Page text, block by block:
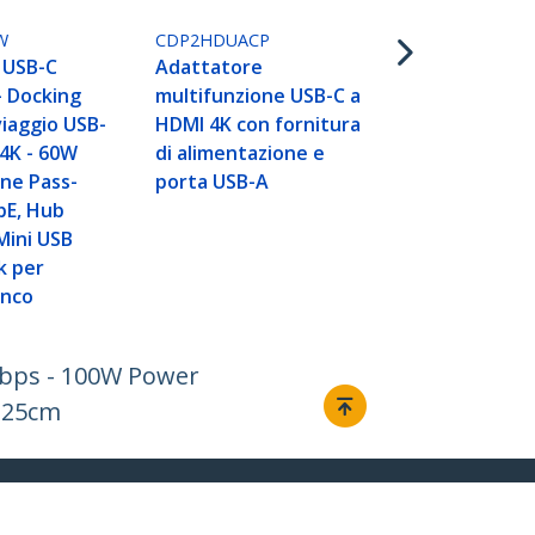
C
USB-
- 60W
Pass-
Hub
USB
per
CDP2HDUACP
Adattatore
multifunzione USB-C a
HDMI 4K con fornitura
di alimentazione e
porta USB-A
- 100W Power
Collegare